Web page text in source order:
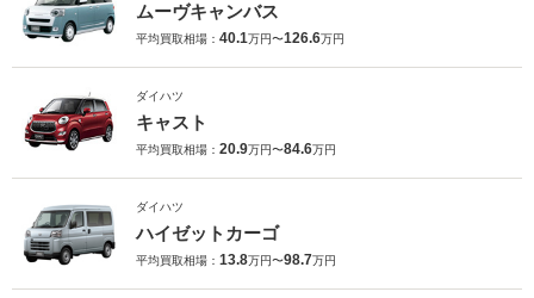
ムーヴキャンバス
平均買取相場： 40.1万円〜126.6万円
ダイハツ
キャスト
平均買取相場： 20.9万円〜84.6万円
ダイハツ
ハイゼットカーゴ
平均買取相場： 13.8万円〜98.7万円